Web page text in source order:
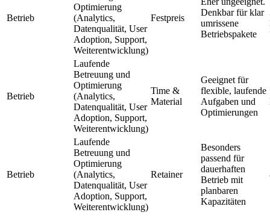
Betrieb
Optimierung
(Analytics,
Datenqualität, User
Adoption, Support,
Weiterentwicklung)
Festpreis
Denkbar für klar
umrissene
Betriebspakete
Betrieb
Laufende
Betreuung und
Optimierung
(Analytics,
Datenqualität, User
Adoption, Support,
Weiterentwicklung)
Time &
Material
Geeignet für
flexible, laufende
Aufgaben und
Optimierungen
Betrieb
Laufende
Betreuung und
Optimierung
(Analytics,
Datenqualität, User
Adoption, Support,
Weiterentwicklung)
Retainer
Besonders
passend für
dauerhaften
Betrieb mit
planbaren
Kapazitäten